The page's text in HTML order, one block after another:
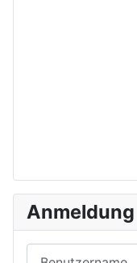
Anmeldung